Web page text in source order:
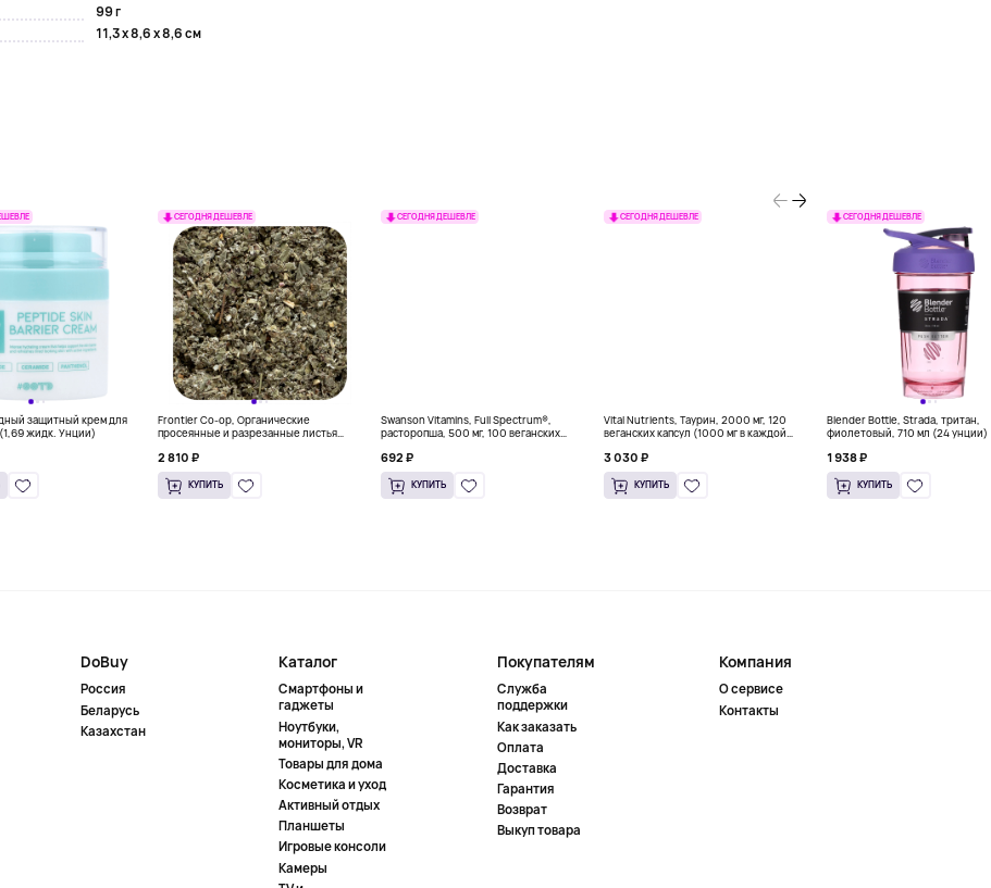
99 г
11,3 x 8,6 x 8,6 см
защитный крем для
жидк. Унции)
СЕГОДНЯ ДЕШЕВЛЕ
Frontier Co-op, Органические
просеянные и разрезанные листья
2 810 ₽
КУПИТЬ
СЕГОДНЯ ДЕШЕВЛЕ
Swanson Vitamins, Full Spectrum®,
расторопша, 500 мг, 100 веганских
692 ₽
КУПИТЬ
СЕГОДНЯ ДЕШЕВЛЕ
Vital Nutrients, Таурин, 2000 мг, 120
веганских капсул (1000 мг в каждой
3 030 ₽
КУПИТЬ
СЕГОДНЯ ДЕШЕВЛЕ
Blender Bottle, Strada, тритан,
фиолетовый, 710 мл (24 унции)
1 938 ₽
КУПИТЬ
DoBuy
Россия
Беларусь
Казахстан
Каталог
Смартфоны и
гаджеты
Ноутбуки,
мониторы, VR
Товары для дома
Косметика и уход
Активный отдых
Планшеты
Игровые консоли
Камеры
Покупателям
Служба
поддержки
Как заказать
Оплата
Доставка
Гарантия
Возврат
Выкуп товара
Компания
О сервисе
Контакты